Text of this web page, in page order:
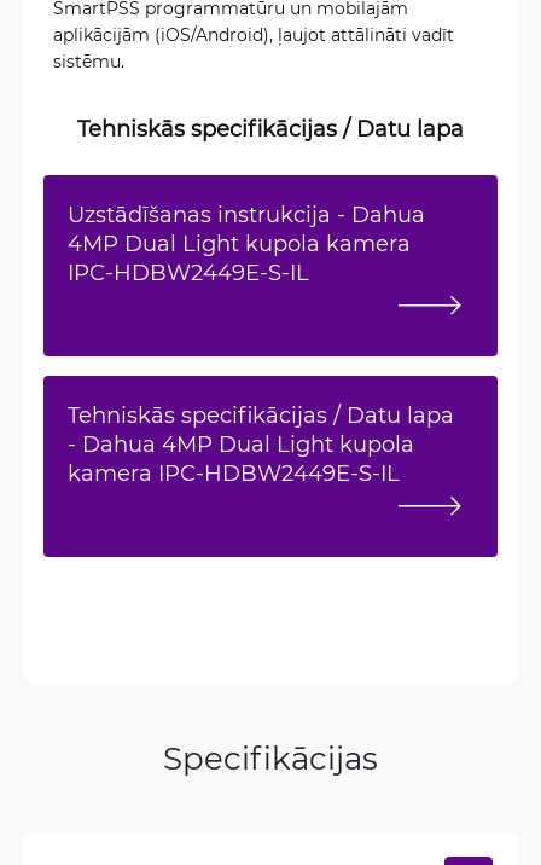
SmartPSS programmatūru un mobilajām
aplikācijām (iOS/Android), ļaujot attālināti vadīt
sistēmu.
Tehniskās specifikācijas / Datu lapa
Uzstādīšanas instrukcija - Dahua
4MP Dual Light kupola kamera
IPC-HDBW2449E-S-IL
Tehniskās specifikācijas / Datu lapa
- Dahua 4MP Dual Light kupola
kamera IPC-HDBW2449E-S-IL
Specifikācijas